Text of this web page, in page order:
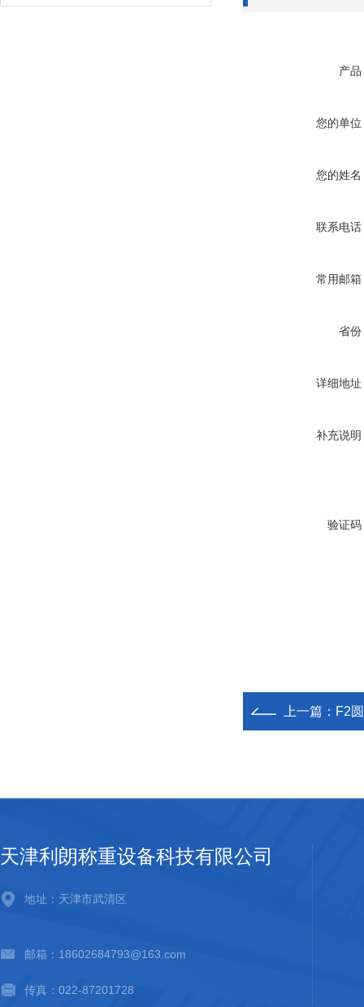
产品
您的单位
您的姓名
联系电话
常用邮箱
省份
详细地址
补充说明
验证码
上一篇： F2
天津利朗称重设备科技有限公司
地址：天津市武清区
邮箱：18602684793@163.com
传真：022-87201728